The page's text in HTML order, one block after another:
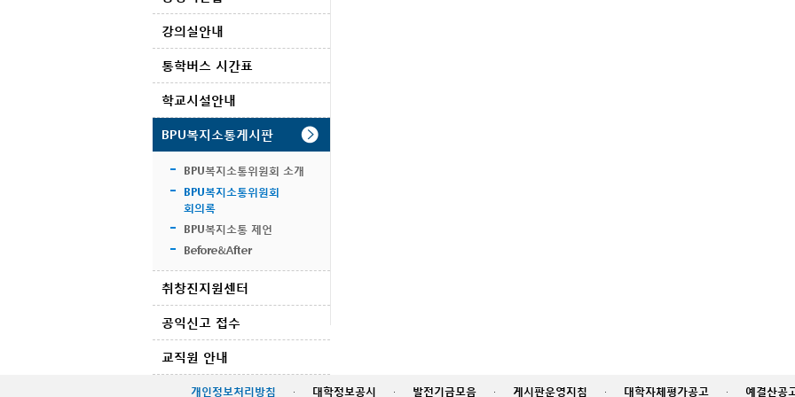
강의실안내
통학버스 시간표
학교시설안내
BPU복지소통게시판
BPU복지소통위원회 소개
BPU복지소통위원회
회의록
BPU복지소통 제언
Before&After
취창진지원센터
공익신고 접수
교직원 안내
개인정보처리방침 · 대학정보공시 · 발전기금모음 · 게시판운영지침 · 대학자체평가공고 · 예결산공